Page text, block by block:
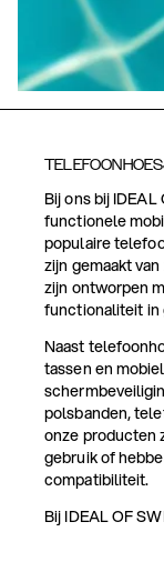
Bij ons bij
functionele
populaire
zijn gemaakt
zijn ontworpen
functionaliteit in
Naast
tassen en
polsbanden,
onze producten
gebruik of
compatibiliteit.
Bij IDEAL OF